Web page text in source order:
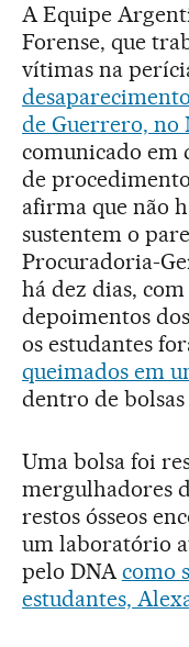
A Equipe
Forense, que
vítimas na
de Guerrero, no
comunicado em
de
afirma que não
sustentem o
Procuradoria-
há dez dias,
depoimentos
os estudantes
queimados em
dentro de
Uma bolsa foi
mergulhadores
restos ósseos
um laboratório
pelo DNAcomo
estudantes,